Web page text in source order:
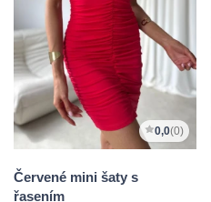
0,0(0)
Červené mini šaty s
řasením